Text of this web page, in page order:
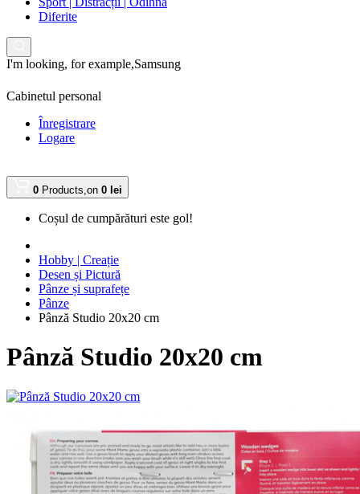
Diferite
I'm looking, for example,Samsung
Cabinetul personal
Înregistrare
Logare
0 Products,on 0 lei
Coșul de cumpărături este gol!
Hobby | Creație
Desen și Pictură
Pânze și suprafețe
Pânze
Pânză Studio 20x20 cm
Pânză Studio 20x20 cm